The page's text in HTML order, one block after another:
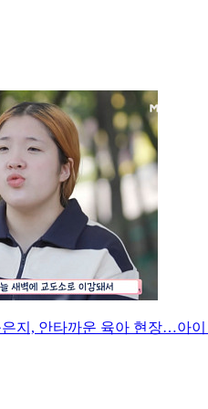
은지, 안타까운 육아 현장…아이